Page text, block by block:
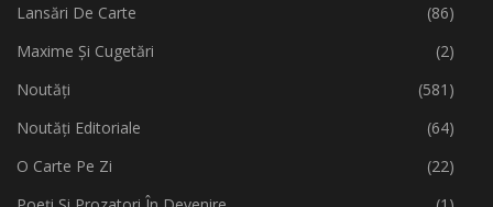
Lansări De Carte
(86)
Maxime Și Cugetări
(2)
Noutăți
(581)
Noutăți Editoriale
(64)
O Carte Pe Zi
(22)